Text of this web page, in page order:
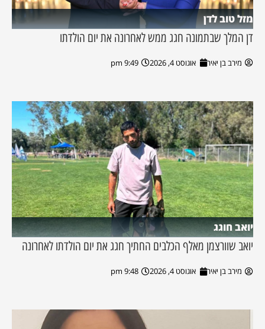
מזל טוב לדן
דן המלך שבתמונה חגג ממש לאחרונה את יום הולדתו
מירב בן יאיר אוגוסט 4, 2026 9:49 pm
יואב חוגג
יואב שוורצמן מאלף הכלבים החתיך חגג את יום הולדתו לאחרונה
מירב בן יאיר אוגוסט 4, 2026 9:48 pm